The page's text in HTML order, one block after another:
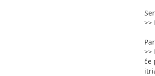
>>
>>
ĉe